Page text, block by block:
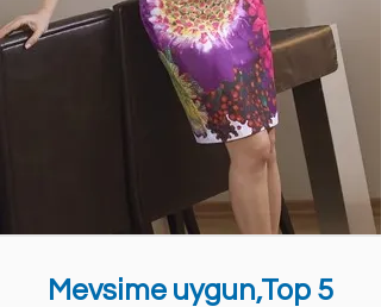
Mevsime uygun,Top 5